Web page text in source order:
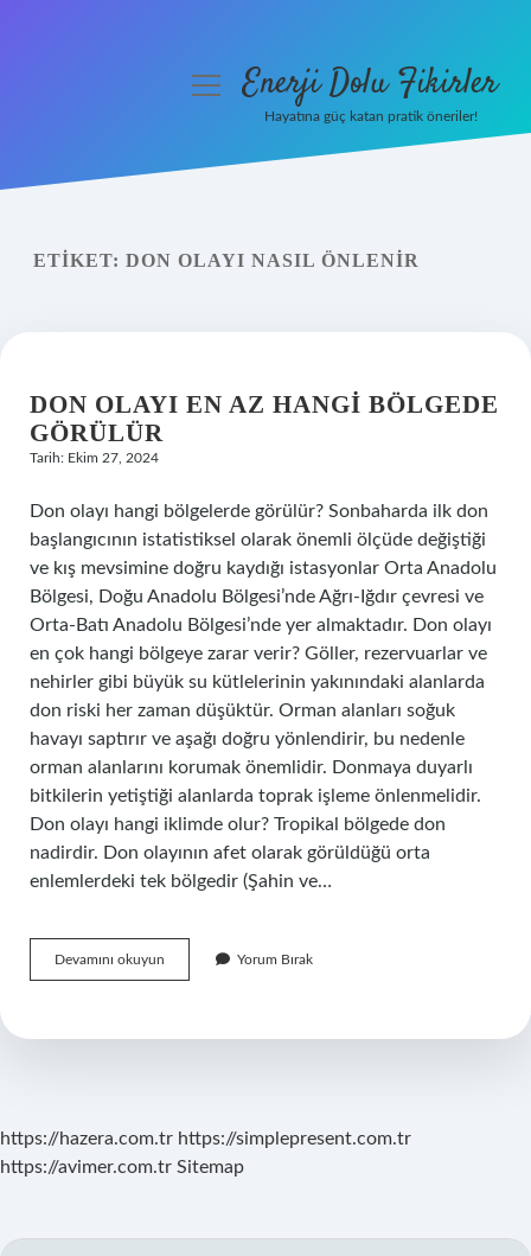
Yasal Uyarı
menüyüEnerji Dolu Fikirler
Hayatına güç katan pratik öneriler!
ETIKET: DON OLAYI NASIL ÖNLENIR
DON OLAYI EN AZ HANGI BÖLGEDE
GÖRÜLÜR
Tarih: Ekim 27, 2024
Don olayı hangi bölgelerde görülür? Sonbaharda ilk don
başlangıcının istatistiksel olarak önemli ölçüde değiştiği
ve kış mevsimine doğru kaydığı istasyonlar Orta Anadolu
Bölgesi, Doğu Anadolu Bölgesi’nde Ağrı-Iğdır çevresi ve
Orta-Batı Anadolu Bölgesi’nde yer almaktadır. Don olayı
en çok hangi bölgeye zarar verir? Göller, rezervuarlar ve
nehirler gibi büyük su kütlelerinin yakınındaki alanlarda
don riski her zaman düşüktür. Orman alanları soğuk
havayı saptırır ve aşağı doğru yönlendirir, bu nedenle
orman alanlarını korumak önemlidir. Donmaya duyarlı
bitkilerin yetiştiği alanlarda toprak işleme önlenmelidir.
Don olayı hangi iklimde olur? Tropikal bölgede don
nadirdir. Don olayının afet olarak görüldüğü orta
enlemlerdeki tek bölgedir (Şahin ve…
Devamını okuyun
Olayı
Hangi
Yorum Bırak
https://hazera.com.tr https://simplepresent.com.tr
https://avimer.com.tr Sitemap